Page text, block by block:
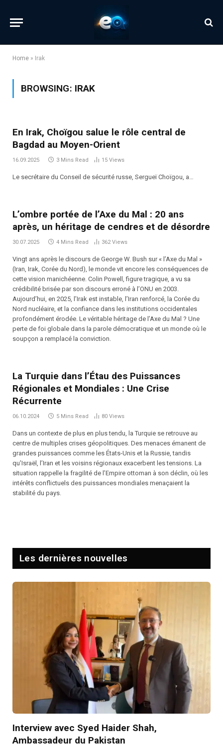
Home » Irak
BROWSING: IRAK
En Irak, Choïgou salue le rôle central de
Bagdad au Moyen-Orient
16.09.2025 3 Mins Read 15 Views
Le secrétaire du Conseil de sécurité russe, Sergueï Choïgou, a…
L’ombre portée de l’Axe du Mal : 20 ans
après, un héritage de cendres et de désordre
30.07.2025 4 Mins Read 362Views
Vingt ans après le discours de George W. Bush sur « l’Axe du Mal »
(Iran, Irak, Corée du Nord), le monde vit encore les conséquences de
cette vision manichéenne. Colin Powell, figure tragique, a vu sa
crédibilité brisée par son discours erroné à l’ONU en 2003.
Aujourd’hui, en 2025, l’Irak est instable, l’Iran renforcé, la Corée du
Nord nucléaire, et la confiance dans les institutions occidentales
profondément érodée. Le véritable héritage de l’Axe du Mal ? Une
perte de foi globale dans la parole démocratique et un monde où le
soupçon a remplacé la conviction.
La Turquie dans l’Étau des Puissances
Régionales et Mondiales : Une Crise
Récurrente
06.10.2024 5 Mins Read 80 Views
Dans un contexte de plus en plus tendu, la Turquie se retrouve au
centre de multiples crises géopolitiques. Des menaces émanent de
grandes puissances comme les États-Unis et la Russie, tandis
qu’Israël, l’Iran et les voisins régionaux exacerbent les tensions. La
situation rappelle la fragilité de l’Empire ottoman à son déclin, où les
intérêts conflictuels des puissances mondiales menaçaient la
stabilité du pays.
Les dernières nouvelles
Interview avec Syed Haider Shah,
Ambassadeur du Pakistan